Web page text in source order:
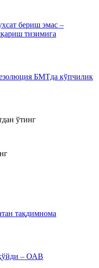
бериш эмас –
тизимига
БМТда кўпчилик
ўтинг
тақдимнома
– ОАВ